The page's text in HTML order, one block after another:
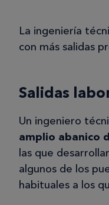
La ingeniería
con más salidas
Salidas
Un ingeniero
amplio abanico
las que
algunos de los
habituales a los